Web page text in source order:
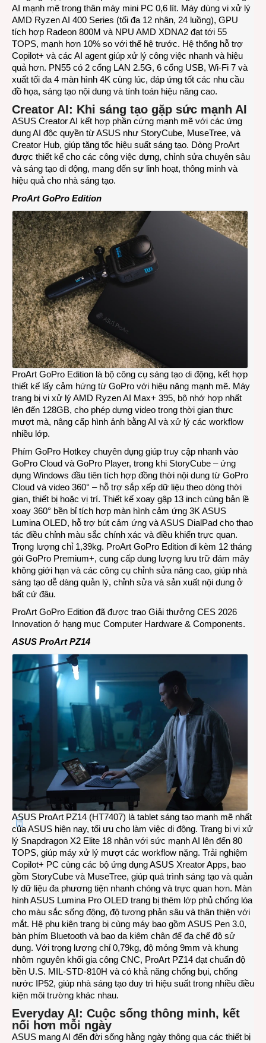
AI mạnh mẽ trong thân máy mini PC 0,6 lít. Máy dùng vi xử lý
AMD Ryzen AI 400 Series (tối đa 12 nhân, 24 luồng), GPU
tích hợp Radeon 800M và NPU AMD XDNA2 đạt tới 55
TOPS, mạnh hơn 10% so với thế hệ trước. Hệ thống hỗ trợ
Copilot+ và các AI agent giúp xử lý công việc nhanh và hiệu
quả hơn. PN55 có 2 cổng LAN 2.5G, 6 cổng USB, Wi-Fi 7 và
xuất tối đa 4 màn hình 4K cùng lúc, đáp ứng tốt các nhu cầu
đồ họa, sáng tạo nội dung và tính toán hiệu năng cao.
Creator AI: Khi sáng tạo gặp sức mạnh AI
ASUS Creator AI kết hợp phần cứng mạnh mẽ với các ứng
dụng AI độc quyền từ ASUS như StoryCube, MuseTree, và
Creator Hub, giúp tăng tốc hiệu suất sáng tạo. Dòng ProArt
được thiết kế cho các công việc dựng, chỉnh sửa chuyên sâu
và sáng tạo di động, mang đến sự linh hoạt, thông minh và
hiệu quả cho nhà sáng tạo.
ProArt GoPro Edition
ProArt GoPro Edition là bộ công cụ sáng tạo di động, kết hợp
thiết kế lấy cảm hứng từ GoPro với hiệu năng mạnh mẽ. Máy
trang bị vi xử lý AMD Ryzen AI Max+ 395, bộ nhớ hợp nhất
lên đến 128GB, cho phép dựng video trong thời gian thực
mượt mà, nâng cấp hình ảnh bằng AI và xử lý các workflow
nhiều lớp.
Phím GoPro Hotkey chuyên dụng giúp truy cập nhanh vào
GoPro Cloud và GoPro Player, trong khi StoryCube – ứng
dụng Windows đầu tiên tích hợp đồng thời nội dung từ GoPro
Cloud và video 360° – hỗ trợ sắp xếp dữ liệu theo dòng thời
gian, thiết bị hoặc vị trí. Thiết kế xoay gập 13 inch cùng bản lề
xoay 360° bền bỉ tích hợp màn hình cảm ứng 3K ASUS
Lumina OLED, hỗ trợ bút cảm ứng và ASUS DialPad cho thao
tác điều chỉnh màu sắc chính xác và điều khiển trực quan.
Trọng lượng chỉ 1,39kg. ProArt GoPro Edition đi kèm 12 tháng
gói GoPro Premium+, cung cấp dung lượng lưu trữ đám mây
không giới hạn và các công cụ chỉnh sửa nâng cao, giúp nhà
sáng tạo dễ dàng quản lý, chỉnh sửa và sản xuất nội dung ở
bất cứ đâu.
ProArt GoPro Edition đã được trao Giải thưởng CES 2026
Innovation ở hạng mục Computer Hardware & Components.
ASUS ProArt PZ14
ASUS ProArt PZ14 (HT7407) là tablet sáng tạo mạnh mẽ nhất
của ASUS hiện nay, tối ưu cho làm việc di động. Trang bị vi xử
lý Snapdragon X2 Elite 18 nhân với sức mạnh AI lên đến 80
TOPS, giúp máy xử lý mượt các workflow nặng. Trải nghiệm
Copilot+ PC cùng các bộ ứng dụng ASUS Xreator Apps, bao
gồm StoryCube và MuseTree, giúp quá trình sáng tạo và quản
lý dữ liệu đa phương tiện nhanh chóng và trực quan hơn. Màn
hình ASUS Lumina Pro OLED trang bị thêm lớp phủ chống lóa
cho màu sắc sống động, độ tương phản sâu và thân thiện với
mắt. Hệ phụ kiện trang bị cùng máy bao gồm ASUS Pen 3.0,
bàn phím Bluetooth và bao da kiêm chân đế đa chế độ sử
dụng. Với trọng lượng chỉ 0,79kg, độ mỏng 9mm và khung
nhôm nguyên khối gia công CNC, ProArt PZ14 đạt chuẩn độ
bền U.S. MIL-STD-810H và có khả năng chống bụi, chống
nước IP52, giúp nhà sáng tạo duy trì hiệu suất trong nhiều điều
kiện môi trường khác nhau.
Everyday AI: Cuộc sống thông minh, kết
nối hơn mỗi ngày
ASUS mang AI đến đời sống hằng ngày thông qua các thiết bị